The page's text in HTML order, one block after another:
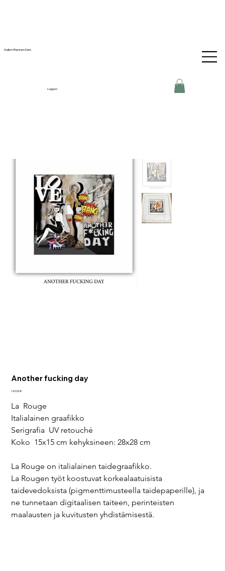
Galleri-Ramram Dam
Logga in
Another fucking day
Pris
140,00 €
La  Rouge
Italialainen graafikko
Serigrafia  UV retouché
Koko  15x15 cm kehyksineen: 28x28 cm
La Rouge on italialainen taidegraafikko.
La Rougen työt koostuvat korkealaatuisista
taidevedoksista (pigmenttimusteella taidepaperille), ja
ne tunnetaan digitaalisen taiteen, perinteisten
maalausten ja kuvitusten yhdistämisestä.